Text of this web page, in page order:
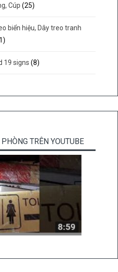
Cúp (25)
biển hiệu, Dây treo tranh
19 signs (8)
TRÊN YOUTUBE